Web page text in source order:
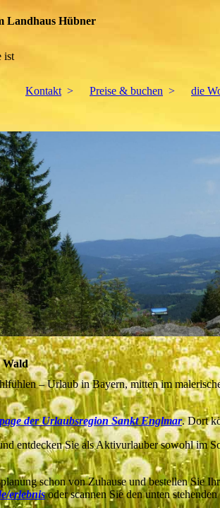
Landhaus Hübner
ist
Kontakt Preise & buchen die
Wald
– Urlaub in Bayern, mitten im
der Urlaubsregion Sankt Englmar. Dort
entdecken Sie als Aktivurlauber sowohl im
schon von Zuhause und bestellen
erlebnisoder scannen Sie den unten